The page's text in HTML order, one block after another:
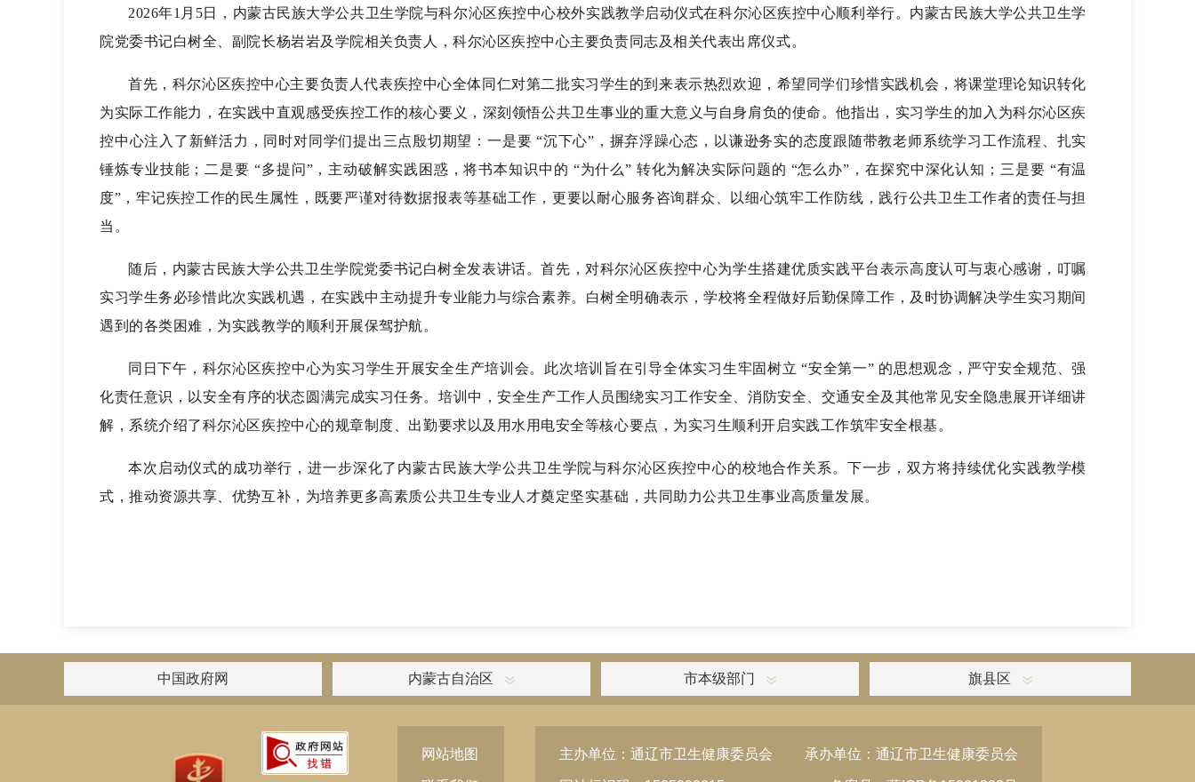
2026年1月5日，内蒙古民族大学公共卫生学院与科尔沁区疾控中心校外实践教学启动仪式在科尔沁区疾控中心顺利举行。内蒙古民族大学公共卫生学
院党委书记白树全、副院长杨岩岩及学院相关负责人，科尔沁区疾控中心主要负责同志及相关代表出席仪式。
首先，科尔沁区疾控中心主要负责人代表疾控中心全体同仁对第二批实习学生的到来表示热烈欢迎，希望同学们珍惜实践机会，将课堂理论知识转化
为实际工作能力，在实践中直观感受疾控工作的核心要义，深刻领悟公共卫生事业的重大意义与自身肩负的使命。他指出，实习学生的加入为科尔沁区疾
控中心注入了新鲜活力，同时对同学们提出三点殷切期望：一是要 “沉下心”，摒弃浮躁心态，以谦逊务实的态度跟随带教老师系统学习工作流程、扎实
锤炼专业技能；二是要 “多提问”，主动破解实践困惑，将书本知识中的 “为什么” 转化为解决实际问题的 “怎么办”，在探究中深化认知；三是要 “有温
度”，牢记疾控工作的民生属性，既要严谨对待数据报表等基础工作，更要以耐心服务咨询群众、以细心筑牢工作防线，践行公共卫生工作者的责任与担
当。
随后，内蒙古民族大学公共卫生学院党委书记白树全发表讲话。首先，对科尔沁区疾控中心为学生搭建优质实践平台表示高度认可与衷心感谢，叮嘱
实习学生务必珍惜此次实践机遇，在实践中主动提升专业能力与综合素养。白树全明确表示，学校将全程做好后勤保障工作，及时协调解决学生实习期间
遇到的各类困难，为实践教学的顺利开展保驾护航。
同日下午，科尔沁区疾控中心为实习学生开展安全生产培训会。此次培训旨在引导全体实习生牢固树立 “安全第一” 的思想观念，严守安全规范、强
化责任意识，以安全有序的状态圆满完成实习任务。培训中，安全生产工作人员围绕实习工作安全、消防安全、交通安全及其他常见安全隐患展开详细讲
解，系统介绍了科尔沁区疾控中心的规章制度、出勤要求以及用水用电安全等核心要点，为实习生顺利开启实践工作筑牢安全根基。
本次启动仪式的成功举行，进一步深化了内蒙古民族大学公共卫生学院与科尔沁区疾控中心的校地合作关系。下一步，双方将持续优化实践教学模
式，推动资源共享、优势互补，为培养更多高素质公共卫生专业人才奠定坚实基础，共同助力公共卫生事业高质量发展。
中国政府网 内蒙古自治区 市本级部门 旗县区
网站地图 主办单位：通辽市卫生健康委员会 承办单位：通辽市卫生健康委员会